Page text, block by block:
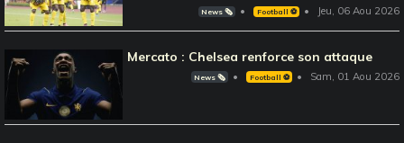
News 🗞️ Football ⚽️ Jeu, 06 Aou 2026
Mercato : Chelsea renforce son attaque
News 🗞️ Football ⚽️ Sam, 01 Aou 2026